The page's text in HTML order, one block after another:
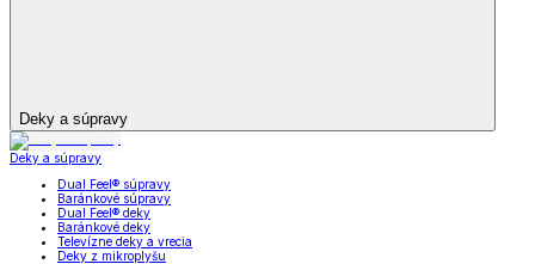
Deky a súpravy
Deky a súpravy
Dual Feel® súpravy
Baránkové súpravy
Dual Feel® deky
Baránkové deky
Televízne deky a vrecia
Deky z mikroplyšu